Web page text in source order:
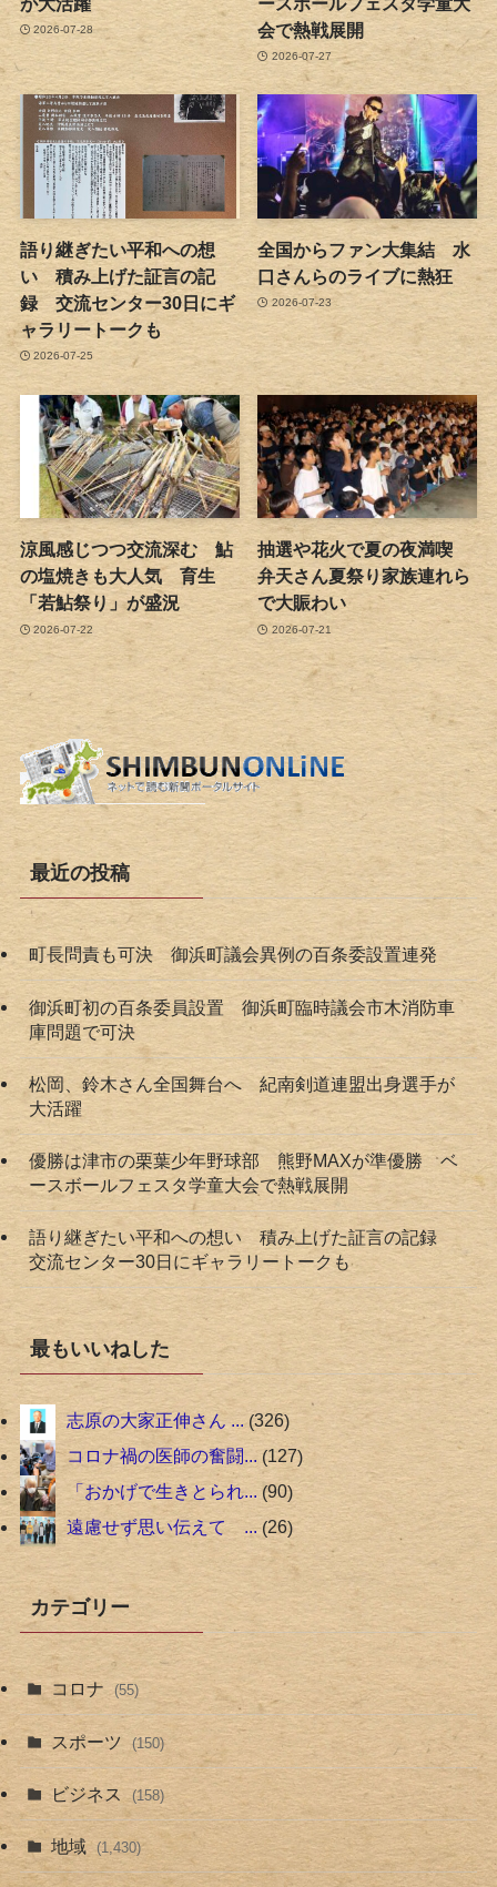
2026-07-28
会で熱戦展開
2026-07-27
語り継ぎたい平和への想
い 積み上げた証言の記
録 交流センター30日にギ
ャラリートークも
2026-07-25
全国からファン大集結 水
口さんらのライブに熱狂
2026-07-23
涼風感じつつ交流深む 鮎
の塩焼きも大人気 育生
「若鮎祭り」が盛況
2026-07-22
抽選や花火で夏の夜満喫
弁天さん夏祭り家族連れら
で大賑わい
2026-07-21
最近の投稿
町長問責も可決 御浜町議会異例の百条委設置連発
御浜町初の百条委員設置 御浜町臨時議会市木消防車
庫問題で可決
松岡、鈴木さん全国舞台へ 紀南剣道連盟出身選手が
大活躍
優勝は津市の栗葉少年野球部 熊野MAXが準優勝 ベ
ースボールフェスタ学童大会で熱戦展開
語り継ぎたい平和への想い 積み上げた証言の記録
交流センター30日にギャラリートークも
最もいいねした
志原の大家正伸さん ... 326
コロナ禍の医師の奮闘... 127
「おかげで生きとられ... 90
遠慮せず思い伝えて ... 26
カテゴリー
コロナ (55)
スポーツ (150)
ビジネス (158)
地域 (1,430)